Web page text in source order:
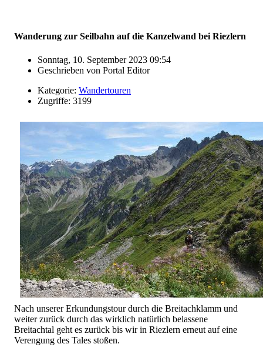
Wanderung zur Seilbahn auf die Kanzelwand bei Riezlern
Sonntag, 10. September 2023 09:54
Geschrieben von Portal Editor
Kategorie: Wandertouren
Zugriffe: 3199
Nach unserer Erkundungstour durch die Breitachklamm und
weiter zurück durch das wirklich natürlich belassene
Breitachtal geht es zurück bis wir in Riezlern erneut auf eine
Verengung des Tales stoßen.